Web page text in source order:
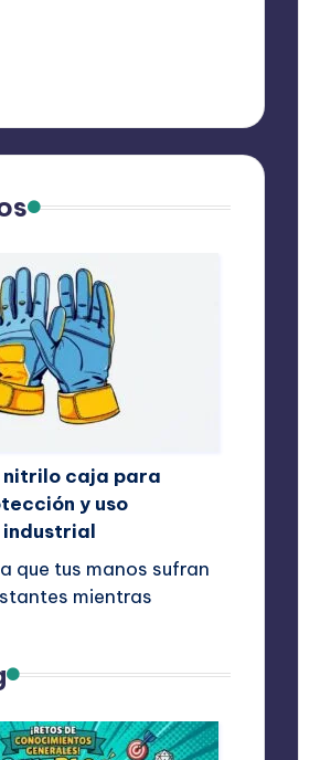
nitrilo caja para
y uso
que tus manos sufran
mientras